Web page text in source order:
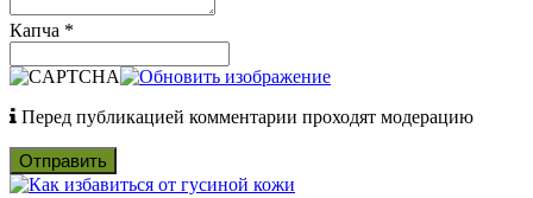
Капча *
Перед публикацией комментарии проходят модерацию
Отправить